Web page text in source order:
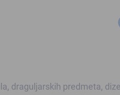
draguljarskih predmeta,